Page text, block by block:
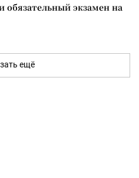
экзамен на
ещё